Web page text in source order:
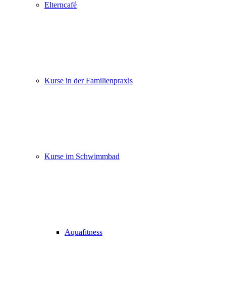
Elterncafé
Kurse in der Familienpraxis
Kurse im Schwimmbad
Aquafitness